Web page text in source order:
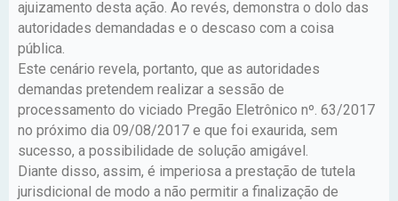
ajuizamento desta ação. Ao revés, demonstra o dolo das
autoridades demandadas e o descaso com a coisa
pública.
Este cenário revela, portanto, que as autoridades
demandas pretendem realizar a sessão de
processamento do viciado Pregão Eletrônico nº. 63/2017
no próximo dia 09/08/2017 e que foi exaurida, sem
sucesso, a possibilidade de solução amigável.
Diante disso, assim, é imperiosa a prestação de tutela
jurisdicional de modo a não permitir a finalização de